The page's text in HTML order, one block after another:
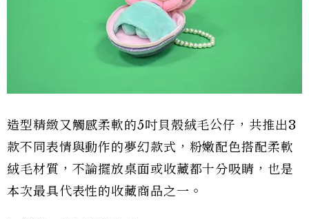
造型精緻又觸感柔軟的5吋貝殼絨毛公仔，共推出3
款不同表情與動作的夢幻款式，粉嫩配色搭配柔軟
絨毛材質，不論擺放桌面或收藏都十分吸睛，也是
本次最具代表性的收藏商品之一。